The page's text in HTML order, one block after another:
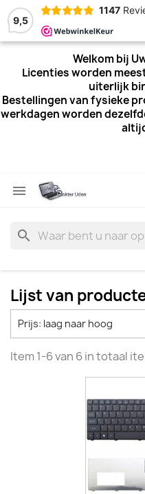
9,5
1147
Welkom bij
Licenties worden
uiterlijk
Bestellingen van fysieke
werkdagen worden

search
Lijst van
Prijs: laag naar hoog
Item 1-6 van 6 in totaal